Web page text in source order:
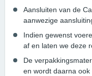
Aansluiten van de
aanwezige
Indien gewenst
af en laten we deze
De
en wordt daarna ook